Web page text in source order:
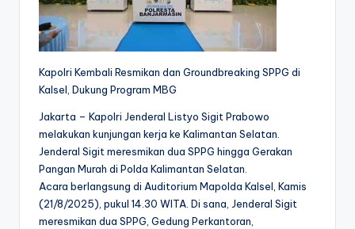
Kapolri Kembali Resmikan dan Groundbreaking SPPG di
Kalsel, Dukung Program MBG
Jakarta – Kapolri Jenderal Listyo Sigit Prabowo
melakukan kunjungan kerja ke Kalimantan Selatan.
Jenderal Sigit meresmikan dua SPPG hingga Gerakan
Pangan Murah di Polda Kalimantan Selatan.
Acara berlangsung di Auditorium Mapolda Kalsel, Kamis
(21/8/2025), pukul 14.30 WITA. Di sana, Jenderal Sigit
meresmikan dua SPPG, Gedung Perkantoran,